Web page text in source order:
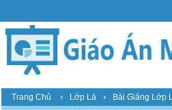
Trang Chủ › Lớp Lá › Bài Giảng Lớp